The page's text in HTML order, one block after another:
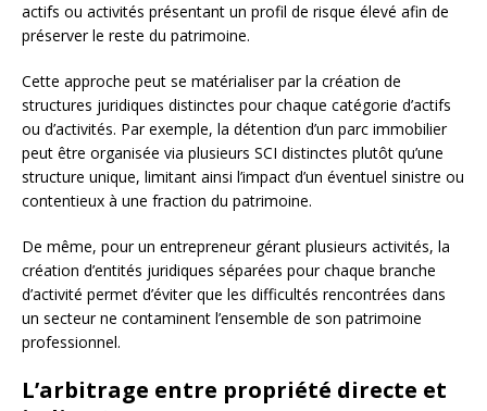
actifs ou activités présentant un profil de risque élevé afin de
préserver le reste du patrimoine.
Cette approche peut se matérialiser par la création de
structures juridiques distinctes pour chaque catégorie d’actifs
ou d’activités. Par exemple, la détention d’un parc immobilier
peut être organisée via plusieurs SCI distinctes plutôt qu’une
structure unique, limitant ainsi l’impact d’un éventuel sinistre ou
contentieux à une fraction du patrimoine.
De même, pour un entrepreneur gérant plusieurs activités, la
création d’entités juridiques séparées pour chaque branche
d’activité permet d’éviter que les difficultés rencontrées dans
un secteur ne contaminent l’ensemble de son patrimoine
professionnel.
L’arbitrage entre propriété directe et